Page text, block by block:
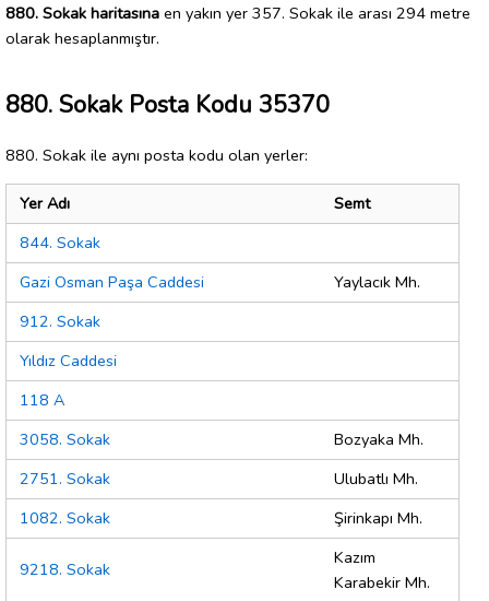
880. Sokak haritasına en yakın yer 357. Sokak ile arası 294 metre
olarak hesaplanmıştır.
880. Sokak Posta Kodu 35370
880. Sokak ile aynı posta kodu olan yerler:
Yer Adı
Semt
844. Sokak
Gazi Osman Paşa Caddesi
Yaylacık Mh.
912. Sokak
Yıldız Caddesi
118 A
3058. Sokak
Bozyaka Mh.
2751. Sokak
Ulubatlı Mh.
1082. Sokak
Şirinkapı Mh.
9218. Sokak
Kazım
Karabekir Mh.